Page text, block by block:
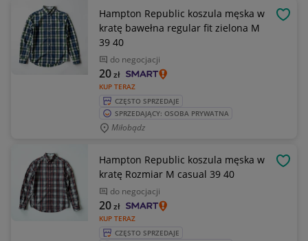
Hampton Republic koszula męska w
kratę bawełna regular fit zielona M
39 40
do negocjacji
KUP TERAZ
20zł
CZĘSTO SPRZEDAJE
SPRZEDAJĄCY: OSOBA PRYWATNA
Miłobądz
Hampton Republic koszula męska w
kratę Rozmiar M casual 39 40
do negocjacji
KUP TERAZ
20zł
CZĘSTO SPRZEDAJE